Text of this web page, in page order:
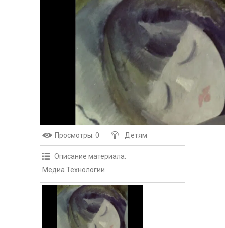
Просмотры: 0 Детям
Описание материала:
Медиа Технологии